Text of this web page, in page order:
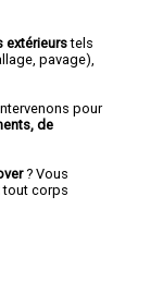
extérieurstels
pavage),
pour
de
? Vous
tout corps